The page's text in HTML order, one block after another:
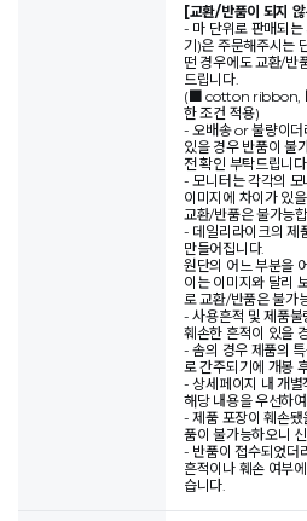
[교환/반품이 되지
- 마 단위로 판매되
기)은 주문해주시는
떤 경우에도 교환/반
드립니다.
(■ cotton ribbon, ■
한 조건 적용)
- 오배송 or 불량이더
있을 경우 반품이 불
전 확인 부탁드립니다.
- 모니터는 각각의
이미지에 차이가 있
교환/반품은 불가능
- 데일리라이크의 제
만들어집니다.
원단의 어느 부분을
이는 이미지와 달리
로 교환/반품은 불가
- 사용흔적 및 제품
훼손한 흔적이 있을
- 솜의 경우 제품의
로 간주되기에 개봉
- 상세페이지 내 개
해당 내용을 우선하
- 제품 포장이 훼손
품이 불가능하오니
- 반품이 접수되었더
흔적이나 훼손 여부
습니다.